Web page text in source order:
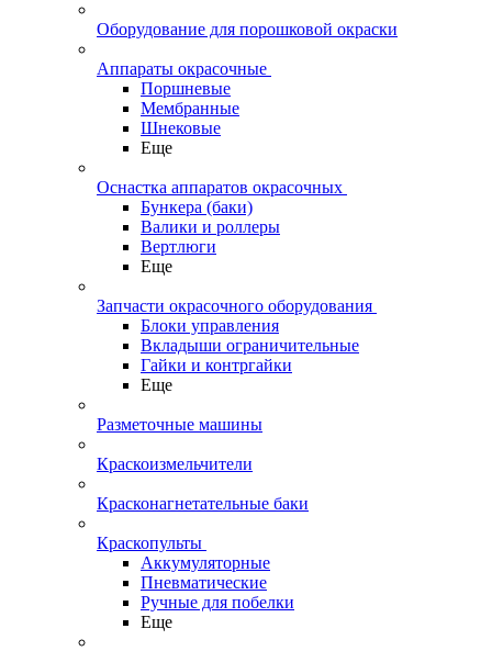
Оборудование для порошковой окраски
Аппараты окрасочные
Поршневые
Мембранные
Шнековые
Еще
Оснастка аппаратов окрасочных
Бункера (баки)
Валики и роллеры
Вертлюги
Еще
Запчасти окрасочного оборудования
Блоки управления
Вкладыши ограничительные
Гайки и контргайки
Еще
Разметочные машины
Краскоизмельчители
Красконагнетательные баки
Краскопульты
Аккумуляторные
Пневматические
Ручные для побелки
Еще